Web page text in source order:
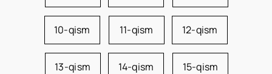
10-qism 11-qism 12-qism
13-qism 14-qism 15-qism